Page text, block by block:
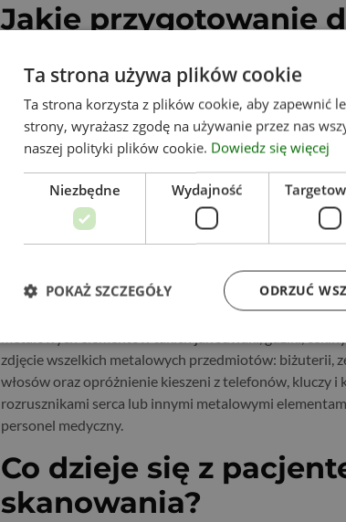
Jakie przygotowanie
Przygotowanie do badania
MRI zależy od rodzaju
będzie wykonywane z kontrastem czy bez. W
musi dostarczyć aktualny wynik poziomu kreatyniny
pobrania. Centrum Medyczne Zdrowie oferuje
metodą z palca.
Przed badaniem z kontrastem oraz przed badaniami
trzygodzinna dieta bezpokarmowa. W tym czasie
lekarzem prowadzącym.
Istotnym elementem przygotowania jest odpowiedni
zdjęcie wszelkich metalowych przedmiotów: biżuterii,
włosów oraz opróżnienie kieszeni z telefonów, kluczy
rozrusznikami serca lub innymi metalowymi
personel medyczny.
Co dzieje się z
skanowania?
Ta strona używa plików cookie
Ta strona korzysta z plików cookie, aby zapewnić
strony, wyrażasz zgodę na używanie przez nas
naszej polityki plików cookie. Dowiedz się więcej
Niezbędne Wydajność
ODRZUĆ
POKAŻ SZCZEGÓŁY